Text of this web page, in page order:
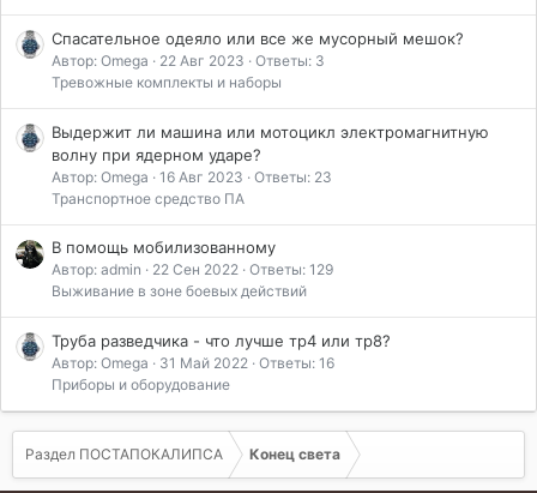
Спасательное одеяло или все же мусорный мешок?
Автор: Omega 22 Авг 2023
Ответы: 3
Тревожные комплекты и наборы
Выдержит ли машина или мотоцикл электромагнитную
волну при ядерном ударе?
Автор: Omega 16 Авг 2023
Ответы: 23
Транспортное средство ПА
В помощь мобилизованному
Автор: admin 22 Сен 2022 Ответы: 129
Выживание в зоне боевых действий
Труба разведчика - что лучше тр4 или тр8?
Автор: Omega 31 Май 2022
Ответы: 16
Приборы и оборудование
Раздел ПОСТАПОКАЛИПСА Конец света